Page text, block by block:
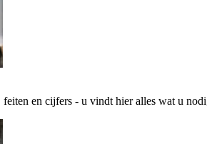
en cijfers - u vindt hier alles wat u